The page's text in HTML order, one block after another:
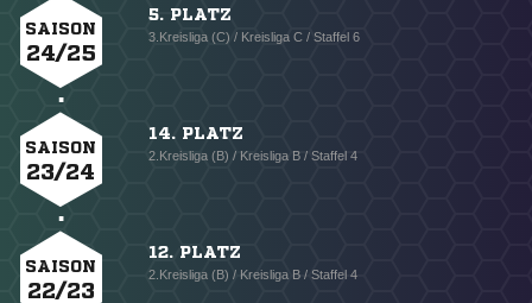
SAISON
24/25
5. PLATZ
3.Kreisliga (C) / Kreisliga C / Staffel 6
SAISON
23/24
14. PLATZ
2.Kreisliga (B) / Kreisliga B / Staffel 4
SAISON
22/23
12. PLATZ
2.Kreisliga (B) / Kreisliga B / Staffel 4